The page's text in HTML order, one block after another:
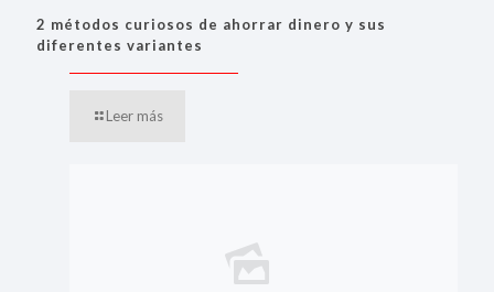
2 métodos curiosos de ahorrar dinero y sus
diferentes variantes
Leer más